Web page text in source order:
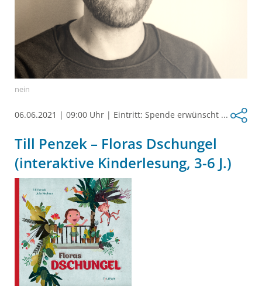
nein
06.06.2021 | 09:00 Uhr | Eintritt: Spende erwünscht ...
Till Penzek – Floras Dschungel
(interaktive Kinderlesung, 3-6 J.)